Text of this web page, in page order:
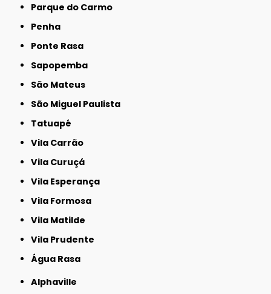
Parque do Carmo
Penha
Ponte Rasa
Sapopemba
São Mateus
São Miguel Paulista
Tatuapé
Vila Carrão
Vila Curuçá
Vila Esperança
Vila Formosa
Vila Matilde
Vila Prudente
Água Rasa
Alphaville